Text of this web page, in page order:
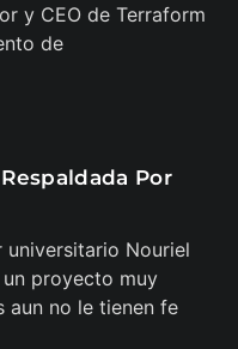
y CEO de Terraform
de
Por
Nouriel
un proyecto muy
aun no le tienen fe